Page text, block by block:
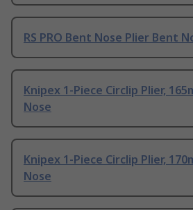
RS PRO Bent Nose Plier Bent
Knipex 1-Piece Circlip Plier,
Nose
Knipex 1-Piece Circlip Plier,
Nose